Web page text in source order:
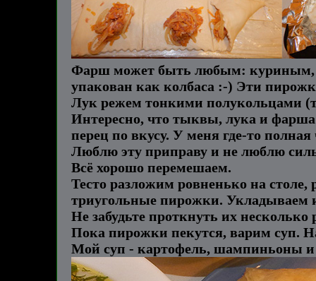
Фарш может быть любым: куриным,
упакован как колбаса :-) Эти
Лук режем тонкими полукольцами
Интересно, что тыквы, лука и
перец по вкусу. У меня где-то
Люблю эту приправу и не люблю
Всё хорошо перемешаем.
Тесто разложим ровненько на
триугольные пирожки. Укладываем
Не забудьте проткнуть их
Пока пирожки пекутся, варим суп.
Мой суп - картофель, шампиньоны и